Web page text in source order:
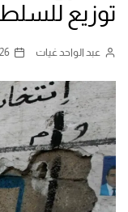
توزيع
عبد الواحد غيات